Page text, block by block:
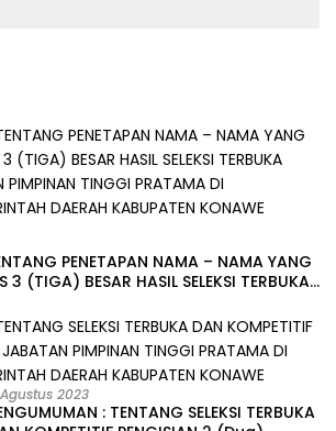
PENETAPAN NAMA – NAMA YANG
3 (TIGA) BESAR HASIL SELEKSI TERBUKA
DAERAH KABUPATEN KONAWE
2023
: TENTANG SELEKSI TERBUKA